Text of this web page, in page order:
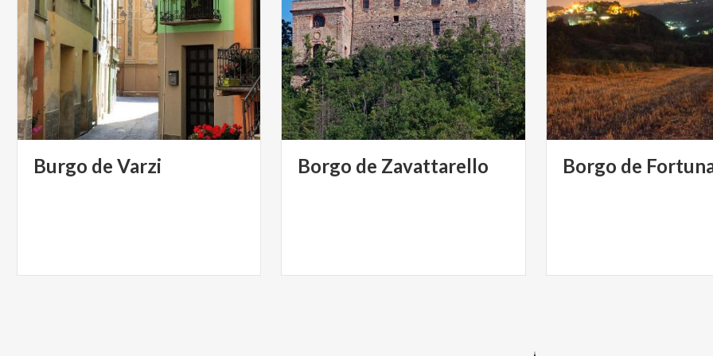
Burgo de Varzi Borgo de Zavattarello Borgo de